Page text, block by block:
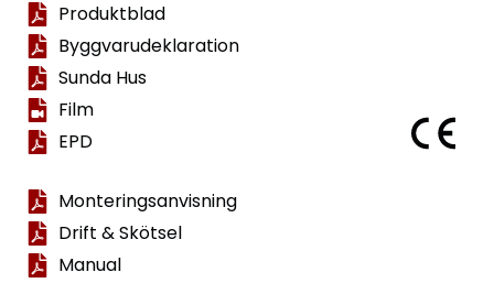
Produktblad
Byggvarudeklaration
Sunda Hus
Film
EPD
Monteringsanvisning
Drift & Skötsel
Manual